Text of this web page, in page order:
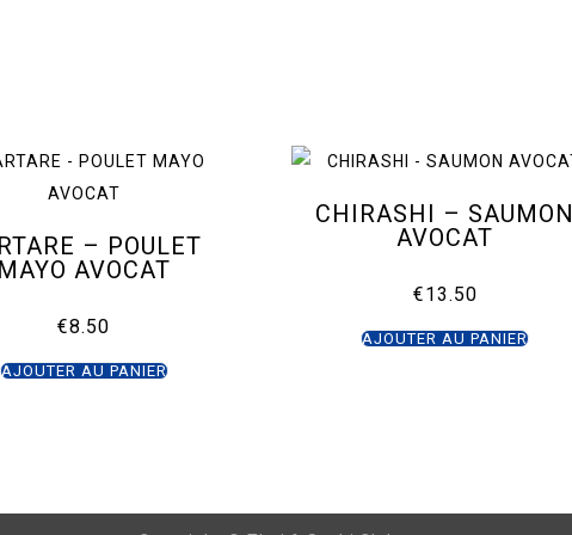
– POULET
MAYO AVOCAT
€8.50
AJOUTER AU PANIER
CHIRASHI – SAUMON
AVOCAT
€13.50
AJOUTER AU PANIER